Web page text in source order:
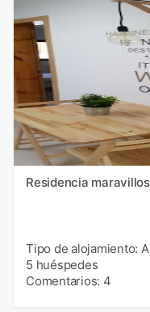
Residencia
Tipo de alojamiento:
5 huéspedes
Comentarios: 4